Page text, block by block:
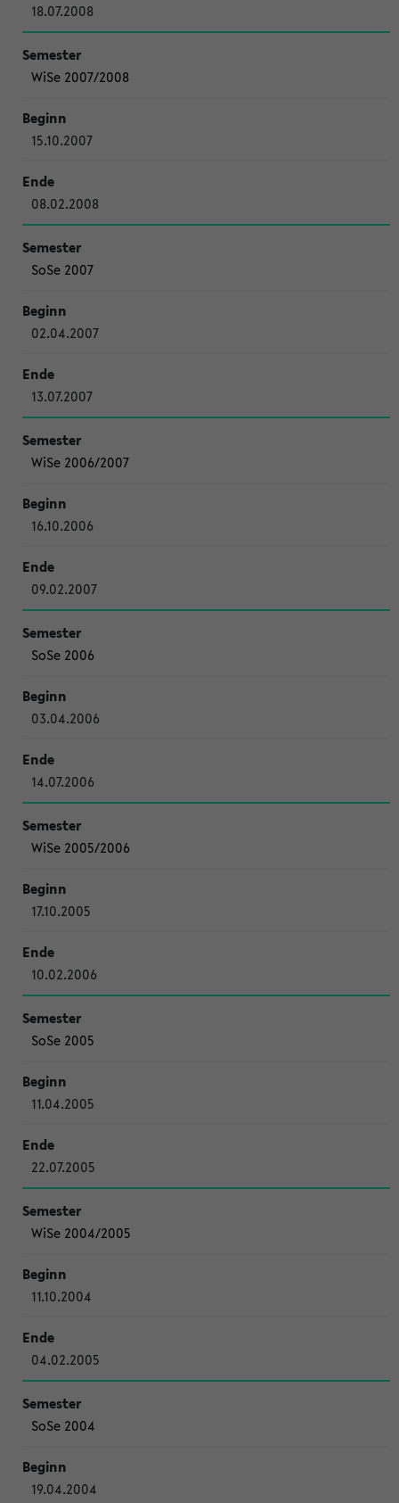
18.07.2008
WiSe 2007/2008
15.10.2007
08.02.2008
SoSe 2007
02.04.2007
13.07.2007
WiSe 2006/2007
16.10.2006
09.02.2007
SoSe 2006
03.04.2006
14.07.2006
WiSe 2005/2006
17.10.2005
10.02.2006
SoSe 2005
11.04.2005
22.07.2005
WiSe 2004/2005
11.10.2004
04.02.2005
SoSe 2004
19.04.2004